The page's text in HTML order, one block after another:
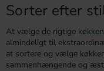
Sorter efter
At vælge de rigtige
almindeligt til
at sortere og vælge
sammenhængende og